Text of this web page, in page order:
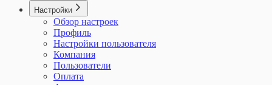
Настройки
Обзор настроек
Профиль
Настройки пользователя
Компания
Пользователи
Оплата